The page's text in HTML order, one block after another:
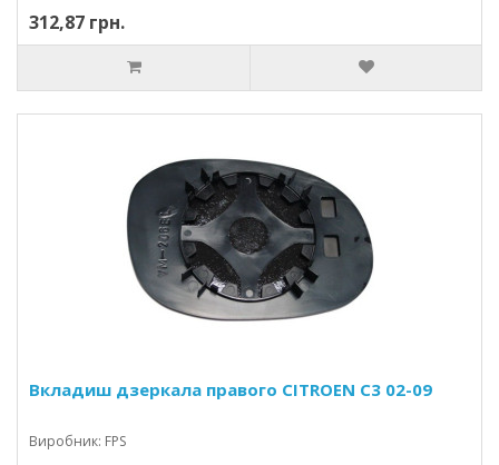
312,87 грн.
Вкладиш дзеркала правого CITROEN C3 02-09
Виробник: FPS